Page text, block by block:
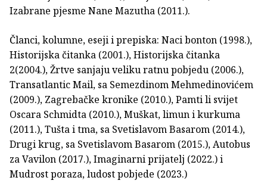
Izabrane pjesme Nane Mazutha (2011.).
Članci, kolumne, eseji i prepiska: Naci bonton (1998.),
Historijska čitanka (2001.), Historijska čitanka
2(2004.), Žrtve sanjaju veliku ratnu pobjedu (2006.),
Transatlantic Mail, sa Semezdinom Mehmedinovićem
(2009.), Zagrebačke kronike (2010.), Pamti li svijet
Oscara Schmidta (2010.), Muškat, limun i kurkuma
(2011.), Tušta i tma, sa Svetislavom Basarom (2014.),
Drugi krug, sa Svetislavom Basarom (2015.), Autobus
za Vavilon (2017.), Imaginarni prijatelj (2022.) i
Mudrost poraza, ludost pobjede (2023.)